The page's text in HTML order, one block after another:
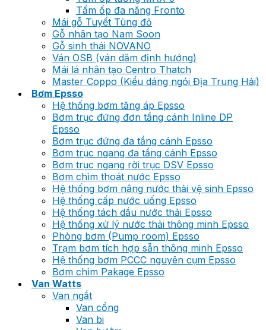
Tấm ốp đa năng Fronto
Mái gỗ Tuyết Tùng đỏ
Gỗ nhân tạo Nam Soon
Gỗ sinh thái NOVANO
Ván OSB (ván dăm định hướng)
Mái lá nhân tạo Centro Thatch
Master Coppo (Kiểu dáng ngói Địa Trung Hải)
Bơm Epsso
Hệ thống bơm tăng áp Epsso
Bơm trục đứng đơn tầng cánh Inline DP
Epsso
Bơm trục đứng đa tầng cánh Epsso
Bơm trục ngang đa tầng cánh Epsso
Bơm trục ngang rời trục DSV Epsso
Bơm chìm thoát nước Epsso
Hệ thống bơm nâng nước thải vệ sinh Epsso
Hệ thống cấp nước uống Epsso
Hệ thống tách dầu nước thải Epsso
Hệ thống xử lý nước thải thông minh Epsso
Phòng bơm (Pump room) Epsso
Trạm bơm tích hợp sẵn thông minh Epsso
Hệ thống bơm PCCC nguyên cụm Epsso
Bơm chìm Pakage Epsso
Van Watts
Van ngắt
Van cổng
Van bi